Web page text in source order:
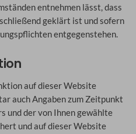
entnehmen lässt, dass
geklärt ist und sofern
entgegenstehen.
auf dieser Website
auch Angaben zum Zeitpunkt
und der von Ihnen gewählte
und auf dieser Website